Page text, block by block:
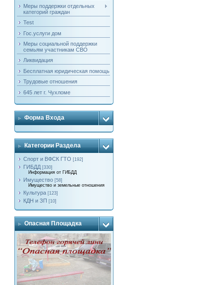
Меры поддержки отдельных
категорий граждан
Test
Гос.услуги дом
Меры социальной поддержки
семьям участникам СВО
Ликвидация
Бесплатная юридическая помощь
Трудовые отношения
645 лет г. Чухломе
Форма Входа
Категории Раздела
Спорт и ВФСК ГТО [192]
ГИБДД [330]
Информация от ГИБДД
Имущество [58]
Имущество и земельные отношения
Культура [123]
КДН и ЗП [10]
Опасная Площадка